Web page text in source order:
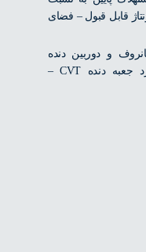
قبول – فضای
دوربین دنده
عقب – جذاب نبودن عملکرد جعبه دنده CVT –